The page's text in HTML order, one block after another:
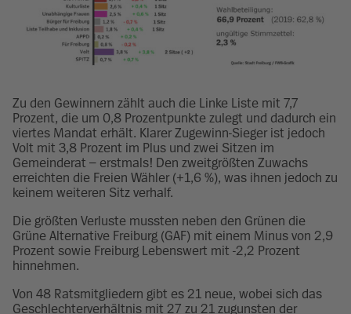
Zu den Gewinnern zählt auch die Linke Liste mit 7,7
Prozent, die um 0,8 Prozentpunkte zulegt und dadurch ein
viertes Mandat erhält. Klarer Zugewinn-Sieger ist jedoch
Volt mit 3,8 Prozent im Plus und zwei Sitzen im
Gemeinderat – erstmals! Den zweitgrößten Zuwachs
erreichten die Freien Wähler (+1,6 %), was ihnen jedoch zu
keinem weiteren Sitz verhalf.
Die größten Verluste mussten neben den Grünen die
Grüne Alternative Freiburg (GAF) mit einem Minus von 2,9
Prozent sowie Freiburg Lebenswert mit -2,2 Prozent
hinnehmen.
Von 48 Ratsmitgliedern gibt es 21 neue, wobei sich das
Geschlechterverhältnis mit 27 zu 21 zugunsten der